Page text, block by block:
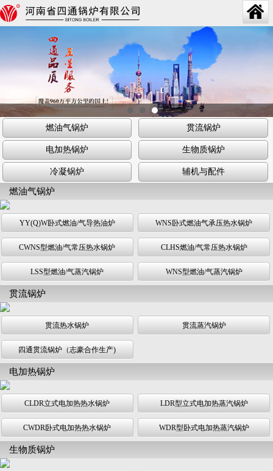
燃油气锅炉 贯流锅炉
电加热锅炉 生物质锅炉
冷凝锅炉 辅机与配件
燃油气锅炉
YY(Q)W卧式燃油/气导热油炉 WNS卧式燃油气承压热水锅炉
CWNS型燃油/气常压热水锅炉 CLHS燃油/气常压热水锅炉
LSS型燃油/气蒸汽锅炉 WNS型燃油/气蒸汽锅炉
贯流锅炉
贯流热水锅炉 贯流蒸汽锅炉
四通贯流锅炉（志豪合作生产)
电加热锅炉
CLDR立式电加热热水锅炉 LDR型立式电加热蒸汽锅炉
CWDR卧式电加热热水锅炉 WDR型卧式电加热蒸汽锅炉
生物质锅炉